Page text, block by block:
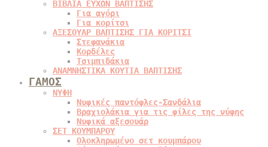
ΒΙΒΛΙΑ ΕΥΧΩΝ ΒΑΠΤΙΣΗΣ
Για αγόρι
Για κορίτσι
ΑΞΕΣΟΥΑΡ ΒΑΠΤΙΣΗΣ ΓΙΑ ΚΟΡΙΤΣΙ
Στεφανάκια
Κορδέλες
Τσιμπιδάκια
ΑΝΑΜΝΗΣΤΙΚΑ ΚΟΥΤΙΑ ΒΑΠΤΙΣΗΣ
ΓΑΜΟΣ
ΝΥΦΗ
Νυφικές παντόφλες-Σανδάλια
Βραχιολάκια για τις φίλες της νύφης
Νυφικά αξεσουάρ
ΣΕΤ ΚΟΥΜΠΑΡΟΥ
Ολοκληρωμένο σετ κουμπάρου